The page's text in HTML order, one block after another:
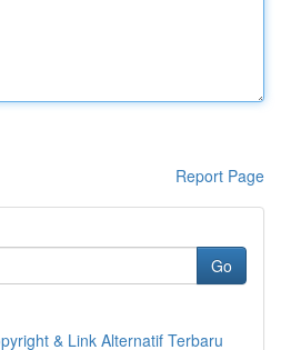
Report Page
Go
& Link Alternatif Terbaru